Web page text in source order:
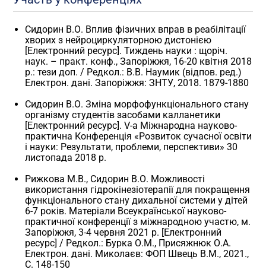
Сидорин В.О. Вплив фізичних вправ в реабілітації
хворих з нейроциркуляторною дистонією
[Електронний ресурс]. Тиждень науки : щоріч.
наук. – практ. конф., Запоріжжя, 16-20 квітня 2018
р.: тези доп. / Редкол.: В.В. Наумик (відпов. ред.)
Електрон. дані. Запоріжжя: ЗНТУ, 2018. 1879-1880
Сидорин В.О. Зміна морфофункціонального стану
організму студентів засобами калланетики
[Електронний ресурс]. V-а Міжнародна науково-
практична Конференція «Розвиток сучасної освіти
і науки: Результати, проблеми, перспективи» 30
листопада 2018 р.
Рижкова М.В., Сидорин В.О. Можливості
використання гідрокінезіотерапії для покращення
функціонального стану дихальної системи у дітей
6-7 років. Матеріали Всеукраїнської науково-
практичної конференції з міжнародною участю, м.
Запоріжжя, 3-4 червня 2021 р. [Електронний
ресурс] / Редкол.: Бурка О.М., Присяжнюк О.А.
Електрон. дані. Миколаєв: ФОП Швець В.М., 2021.,
С. 148-150